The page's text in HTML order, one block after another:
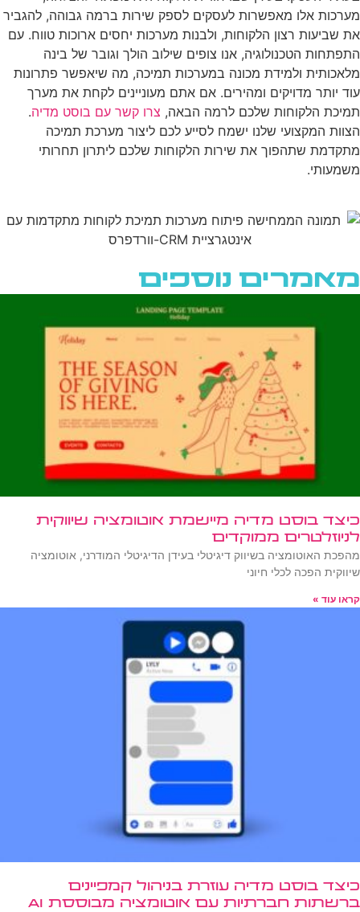
מערכות אלו מאפשרות לעסקים לספק שירות ברמה גבוהה, להגביר
את שביעות רצון הלקוחות, ולבנות מערכות יחסים ארוכות טווח. עם
התפתחות הטכנולוגיה, אנו צופים שילוב הולך וגובר של בינה
מלאכותית ולמידת מכונה במערכות תמיכה, מה שיאפשר פתרונות
עוד יותר מדויקים ומהירים. אם אתם מעוניינים לקחת את מערך
תמיכת הלקוחות שלכם לרמה הבאה, צרו קשר עם בוסט מדיה.
הצוות המקצועי שלנו ישמח לסייע לכם ליצור מערכת תמיכה
מתקדמת שתהפוך את שירות הלקוחות שלכם ליתרון תחרותי
משמעותי.
מאמרים נוספים
כיצד בוסט מדיה מיישמת אוטומציה שיווקית
לניוזלטרים ממוקדים
מהפכת האוטומציה בשיווק דיגיטלי בעידן הדיגיטלי המודרני, אוטומציה
שיווקית הפכה לכלי חיוני
קראו עוד »
כיצד בוסט מדיה עוזרת בניהול קמפיינים
ברשתות חברתיות עם אוטומציה מבוססת AI